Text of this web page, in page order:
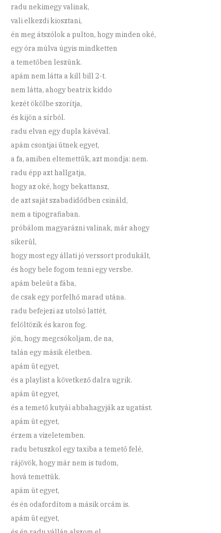
radu nekimegy valinak,
vali elkezdi kiosztani,
én meg átszólok a pulton, hogy minden oké,
egy óra múlva úgyis mindketten
a temetőben leszünk.
apám nem látta a kill bill 2-t.
nem látta, ahogy beatrix kiddo
kezét ökölbe szorítja,
és kijön a sírból.
radu elvan egy dupla kávéval.
apám csontjai ütnek egyet,
a fa, amiben eltemettük, azt mondja: nem.
radu épp azt hallgatja,
hogy az oké, hogy bekattansz,
de azt saját szabadidődben csináld,
nem a tipografiaban.
próbálom magyarázni valinak, már ahogy
sikerül,
hogy most egy állati jó verssort produkált,
és hogy bele fogom tenni egy versbe.
apám beleüt a fába,
de csak egy porfelhő marad utána.
radu befejezi az utolsó lattét,
felöltözik és karon fog.
jön, hogy megcsókoljam, de na,
talán egy másik életben.
apám üt egyet,
és a playlist a következő dalra ugrik.
apám üt egyet,
és a temető kutyái abbahagyják az ugatást.
apám üt egyet,
érzem a vizeletemben.
radu betuszkol egy taxiba a temető felé,
rájövök, hogy már nem is tudom,
hová temettük.
apám üt egyet,
és én odafordítom a másik orcám is.
apám üt egyet,